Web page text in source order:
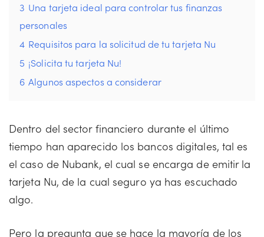
3 Una tarjeta ideal para controlar tus finanzas
personales
4 Requisitos para la solicitud de tu tarjeta Nu
5 ¡Solicita tu tarjeta Nu!
6 Algunos aspectos a considerar
Dentro del sector financiero durante el último
tiempo han aparecido los bancos digitales, tal es
el caso de Nubank, el cual se encarga de emitir la
tarjeta Nu, de la cual seguro ya has escuchado
algo.
Pero la pregunta que se hace la mayoría de los